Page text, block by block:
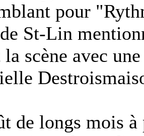
pour
St-Lin
scène avec
de longs mois